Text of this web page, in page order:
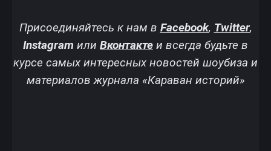
Присоединяйтесь к нам в Facebook, Twitter,
Instagram или Вконтакте и всегда будьте в
курсе самых интересных новостей шоубиза и
материалов журнала «Караван историй»